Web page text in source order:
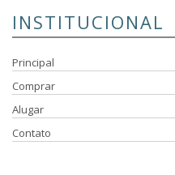
INSTITUCIONAL
Principal
Comprar
Alugar
Contato